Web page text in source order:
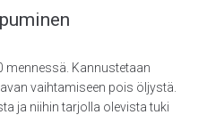
mennessä. Kannustetaan
vaihtamiseen pois öljystä.
ja niihin tarjolla olevista tuki